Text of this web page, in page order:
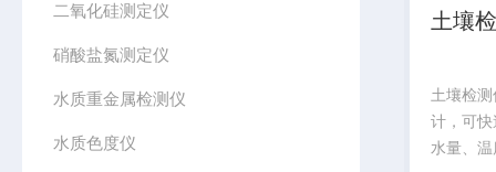
二氧化硅测定仪
硝酸盐氮测定仪
水质重金属检测仪
水质色度仪
土壤
土壤检
计，可
水量、